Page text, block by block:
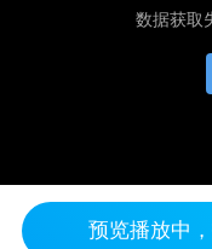
数据获取
预览播放中